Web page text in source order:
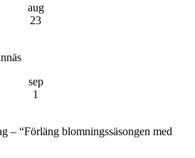
aug
23
sep
1
– “Förläng blomningssäsongen med